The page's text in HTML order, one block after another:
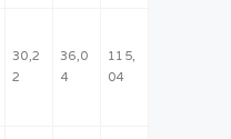
30,2
2
36,0
4
115,
04